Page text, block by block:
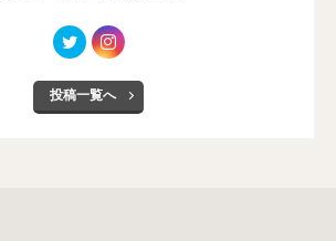
投稿一覧へ